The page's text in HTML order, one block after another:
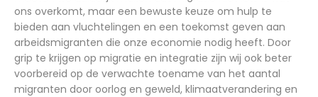
ons overkomt, maar een bewuste keuze om hulp te
bieden aan vluchtelingen en een toekomst geven aan
arbeidsmigranten die onze economie nodig heeft. Door
grip te krijgen op migratie en integratie zijn wij ook beter
voorbereid op de verwachte toename van het aantal
migranten door oorlog en geweld, klimaatverandering en